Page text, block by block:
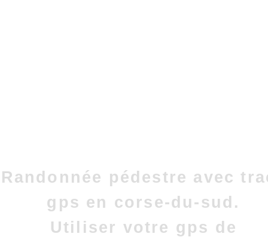
Randonnée pédestre avec
gps en corse-du-sud.
Utiliser votre gps de